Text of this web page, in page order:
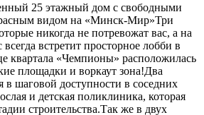
25 этажный дом с свободными
видом на «Минск-Мир»Три
никогда не потревожат вас, а на
встретит просторное лобби в
квартала «Чемпионы» расположилась
площадки и воркаут зона!Два
в шаговой доступности в соседних
и детская поликлиника, которая
строительства.Так же в двух